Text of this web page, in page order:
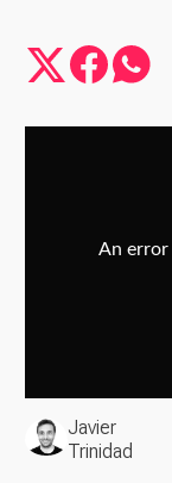
Javier
Trinidad